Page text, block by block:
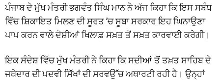
ਪੰਜਾਬ ਦੇ ਮੁੱਖ ਮੰਤਰੀ ਭਗਵੰਤ ਸਿੰਘ ਮਾਨ ਨੇ ਅੱਜ ਕਿਹਾ ਕਿ ਇਸ ਸਬੰਧ
ਵਿੱਚ ਸ਼ਿਕਾਇਤ ਮਿਲਣ ਦੀ ਸੂਰਤ ’ਚ ਸੂਬਾ ਸਰਕਾਰ ਇਹ ਘਿਨਾਉਣਾ
ਪਾਪ ਕਰਨ ਵਾਲੇ ਦੋਸ਼ੀਆਂ ਖਿਲਾਫ਼ ਸਖ਼ਤ ਤੋਂ ਸਖ਼ਤ ਕਾਰਵਾਈ ਕਰੇਗੀ।
ਇਕ ਸੰਦੇਸ਼ ਵਿੱਚ ਮੁੱਖ ਮੰਤਰੀ ਨੇ ਕਿਹਾ ਕਿ ਸਦੀਆਂ ਤੋਂ ਤਖ਼ਤ ਸਾਹਿਬ ਦੇ
ਜਥੇਦਾਰ ਦੀ ਪਦਵੀ ਸਿੱਖਾਂ ਦੀ ਸਰਵਉੱਚ ਅਥਾਰਟੀ ਰਹੀ ਹੈ। ਉਨ੍ਹਾਂ